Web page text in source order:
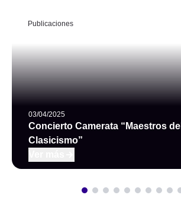
Publicaciones
03/04/2025
Concierto Camerata “Maestros del
Clasicismo”